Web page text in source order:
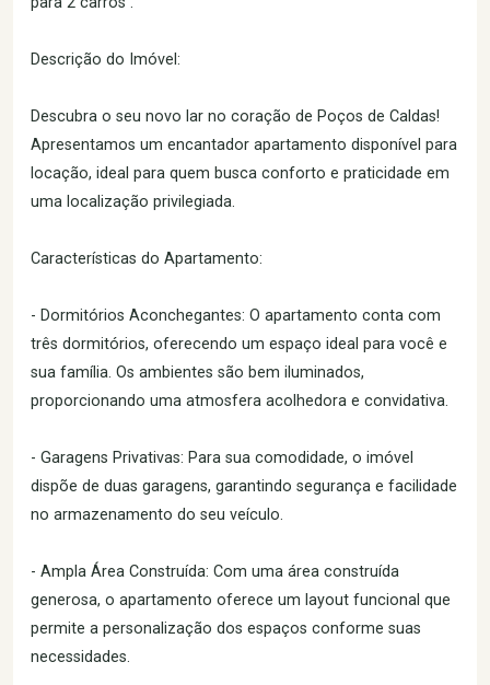
Descrição do Imóvel:
Descubra o seu novo lar no coração de Poços de Caldas!
Apresentamos um encantador apartamento disponível para
locação, ideal para quem busca conforto e praticidade em
uma localização privilegiada.
Características do Apartamento:
- Dormitórios Aconchegantes: O apartamento conta com
três dormitórios, oferecendo um espaço ideal para você e
sua família. Os ambientes são bem iluminados,
proporcionando uma atmosfera acolhedora e convidativa.
- Garagens Privativas: Para sua comodidade, o imóvel
dispõe de duas garagens, garantindo segurança e facilidade
no armazenamento do seu veículo.
- Ampla Área Construída: Com uma área construída
generosa, o apartamento oferece um layout funcional que
permite a personalização dos espaços conforme suas
necessidades.